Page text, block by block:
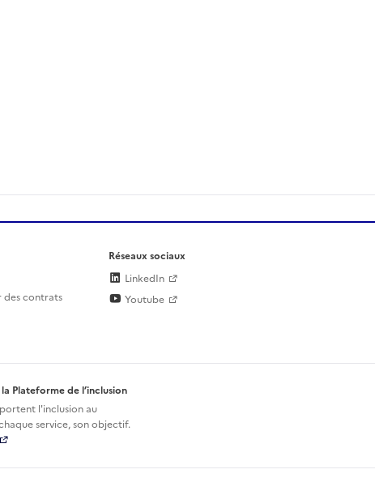
des contrats
Réseaux sociaux
LinkedIn
Youtube
Plateforme de l’inclusion
l'inclusion au
service, son objectif.